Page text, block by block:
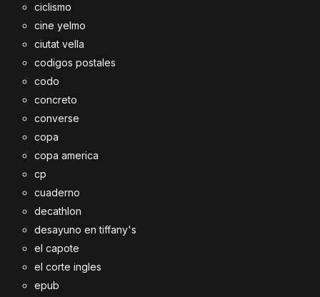
ciclismo
cine yelmo
ciutat vella
codigos postales
codo
concreto
converse
copa
copa america
cp
cuaderno
decathlon
desayuno en tiffany's
el capote
el corte ingles
epub